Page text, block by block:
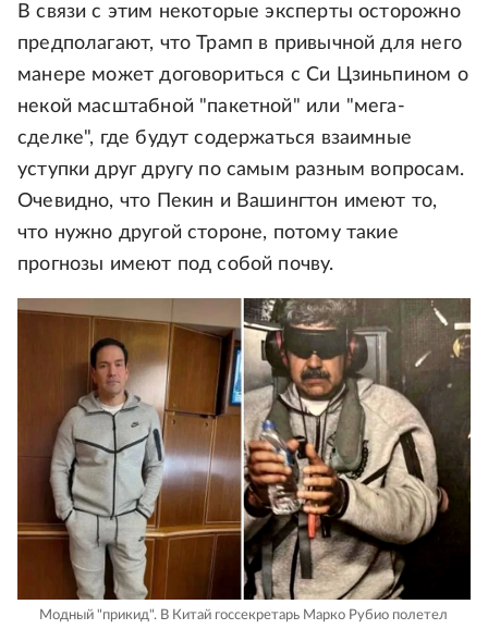
В связи с этим некоторые эксперты осторожно
предполагают, что Трамп в привычной для него
манере может договориться с Си Цзиньпином о
некой масштабной "пакетной" или "мега-
сделке", где будут содержаться взаимные
уступки друг другу по самым разным вопросам.
Очевидно, что Пекин и Вашингтон имеют то,
что нужно другой стороне, потому такие
прогнозы имеют под собой почву.
Модный "прикид". В Китай госсекретарь Марко Рубио полетел